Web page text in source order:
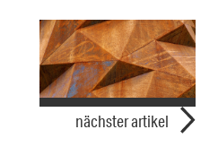
nächster artikel